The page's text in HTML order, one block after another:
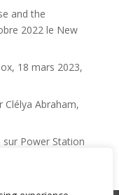
and the
2022 le New
18 mars 2023,
Clélya Abraham,
sur Power Station